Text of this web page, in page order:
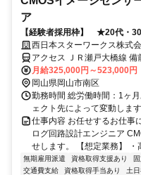
ア
【経験者採用枠】 ★20代・
◎福岡U・Iターン補助充実◎
西日本スターワークス株式
アクセス ＪＲ瀬戸大橋線
月給325,000円～523,000円
岡山県岡山市南区
勤務時間 総労働時間：1ヶ
ェクト先によって変動しま
仕事内容 お任せするお仕事
ログ回路設計エンジニア
せします。 【想定業務】 ・
無期雇用派遣 資格取得支援あり
交通費支給
資格取得手当あり 土